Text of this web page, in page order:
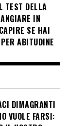
TEST DELLA
IN
SE HAI
ABITUDINE
DIMAGRANTI
VUOLE FARSI: